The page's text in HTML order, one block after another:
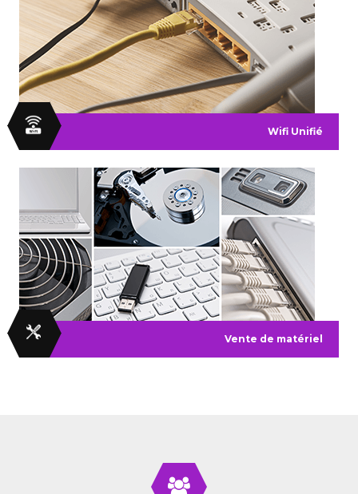
Wifi Unifié
Vente de matériel